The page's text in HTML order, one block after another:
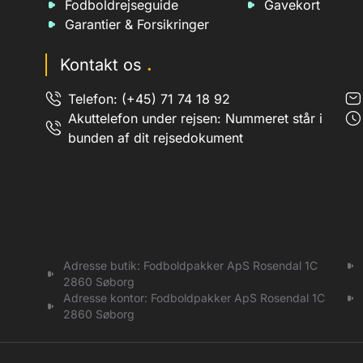
Østrig Bundesliga
Millwall
Watford
QPR
Blackburn
Sunderland
Leicester
Fodboldrejseguide
Gavekort
Garantier & Forsikringer
Kontakt os .
Telefon: (+45) 71 74 18 92
Akuttelefon under rejsen: Nummeret står i
bunden af dit rejsedokument
Adresse butik: Fodboldpakker ApS Rosendal 1C
2860 Søborg
Adresse kontor: Fodboldpakker ApS Rosendal 1C
2860 Søborg